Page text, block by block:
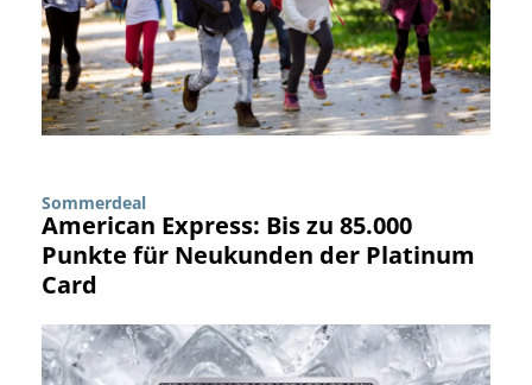
Sommerdeal
American Express: Bis zu 85.000
Punkte für Neukunden der Platinum
Card